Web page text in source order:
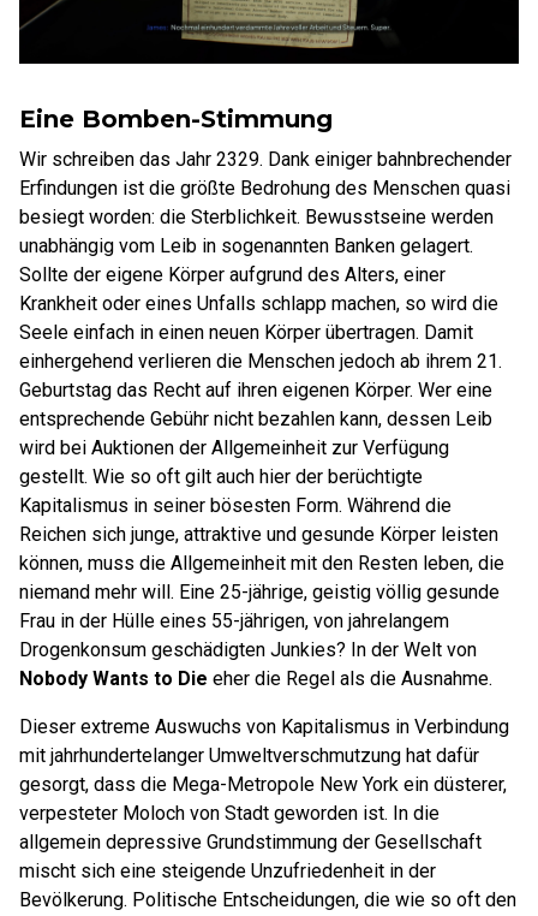
Eine Bomben-Stimmung
Wir schreiben das Jahr 2329. Dank einiger bahnbrechender
Erfindungen ist die größte Bedrohung des Menschen quasi
besiegt worden: die Sterblichkeit. Bewusstseine werden
unabhängig vom Leib in sogenannten Banken gelagert.
Sollte der eigene Körper aufgrund des Alters, einer
Krankheit oder eines Unfalls schlapp machen, so wird die
Seele einfach in einen neuen Körper übertragen. Damit
einhergehend verlieren die Menschen jedoch ab ihrem 21.
Geburtstag das Recht auf ihren eigenen Körper. Wer eine
entsprechende Gebühr nicht bezahlen kann, dessen Leib
wird bei Auktionen der Allgemeinheit zur Verfügung
gestellt. Wie so oft gilt auch hier der berüchtigte
Kapitalismus in seiner bösesten Form. Während die
Reichen sich junge, attraktive und gesunde Körper leisten
können, muss die Allgemeinheit mit den Resten leben, die
niemand mehr will. Eine 25-jährige, geistig völlig gesunde
Frau in der Hülle eines 55-jährigen, von jahrelangem
Drogenkonsum geschädigten Junkies? In der Welt von
Nobody Wants to Die eher die Regel als die Ausnahme.
Dieser extreme Auswuchs von Kapitalismus in Verbindung
mit jahrhundertelanger Umweltverschmutzung hat dafür
gesorgt, dass die Mega-Metropole New York ein düsterer,
verpesteter Moloch von Stadt geworden ist. In die
allgemein depressive Grundstimmung der Gesellschaft
mischt sich eine steigende Unzufriedenheit in der
Bevölkerung. Politische Entscheidungen, die wie so oft den